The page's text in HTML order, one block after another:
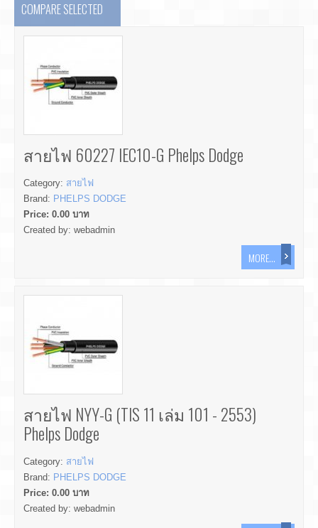
COMPARE SELECTED
สายไฟ 60227 IEC10-G Phelps Dodge
Category: สายไฟ
Brand: PHELPS DODGE
Price: 0.00 บาท
Created by: webadmin
MORE...
สายไฟ NYY-G (TIS 11 เล่ม 101 - 2553)
Phelps Dodge
Category: สายไฟ
Brand: PHELPS DODGE
Price: 0.00 บาท
Created by: webadmin